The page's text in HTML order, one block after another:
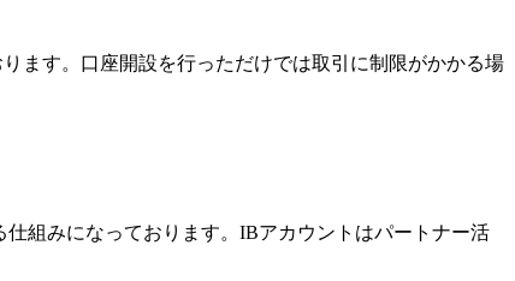
ます。口座開設を行っただけでは取引に制限がかかる場
組みになっております。IBアカウントはパートナー活